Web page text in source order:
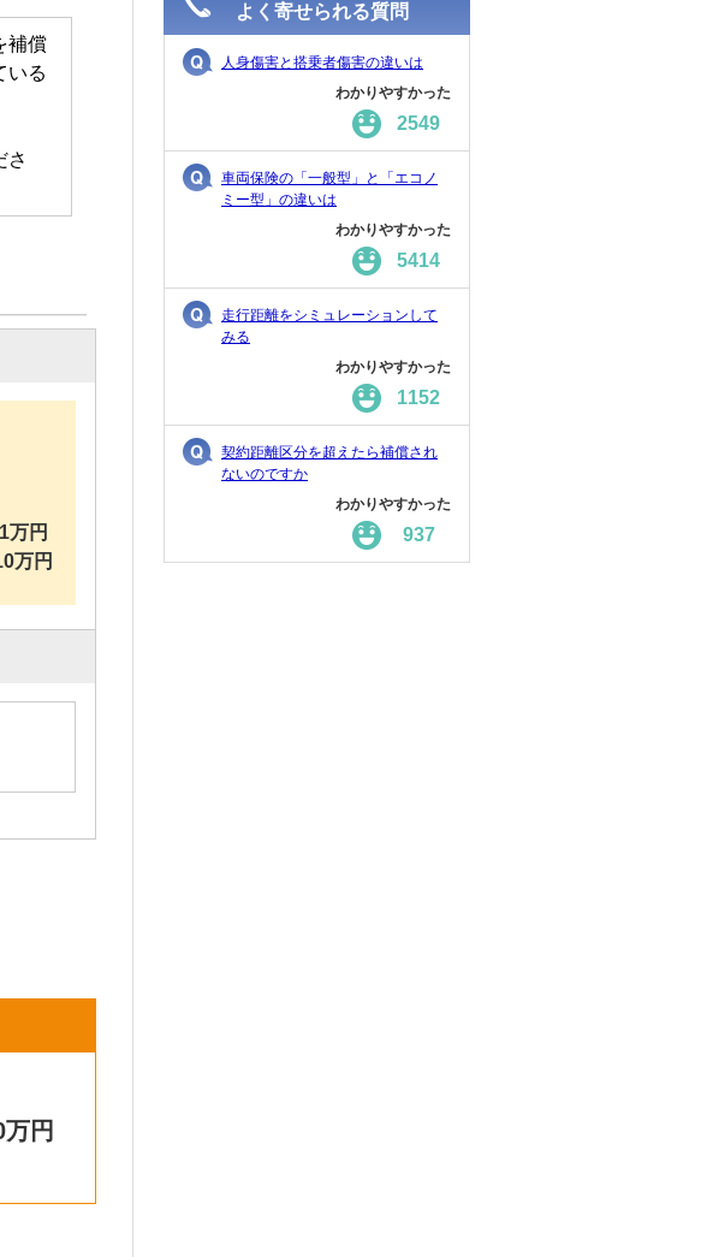
補償
いる
さ
万円
万円
円
よく寄せられる質問
人身傷害と搭乗者傷害の違いは
わかりやすかった
2549
車両保険の「一般型」と「エコノ
ミー型」の違いは
わかりやすかった
5414
走行距離をシミュレーションして
みる
わかりやすかった
1152
契約距離区分を超えたら補償され
ないのですか
わかりやすかった
937